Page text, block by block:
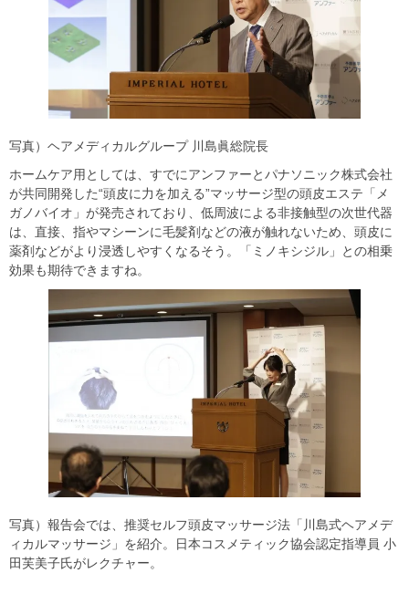
写真）ヘアメディカルグループ 川島眞総院長
ホームケア用としては、すでにアンファーとパナソニック株式会社
が共同開発した“頭皮に力を加える”マッサージ型の頭皮エステ「メ
ガノバイオ」が発売されており、低周波による非接触型の次世代器
は、直接、指やマシーンに毛髪剤などの液が触れないため、頭皮に
薬剤などがより浸透しやすくなるそう。「ミノキシジル」との相乗
効果も期待できますね。
写真）報告会では、推奨セルフ頭皮マッサージ法「川島式ヘアメデ
ィカルマッサージ」を紹介。日本コスメティック協会認定指導員 小
田芙美子氏がレクチャー。